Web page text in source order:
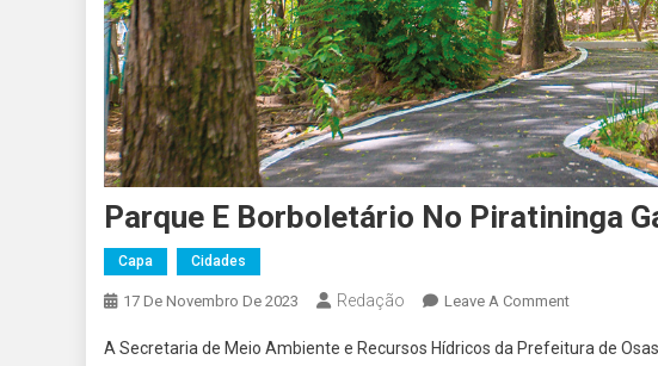
Parque E Borboletário No Piratininga
Capa Cidades
17 De Novembro De 2023 Redação Leave A CommentOn
E
A Secretaria de Meio Ambiente e Recursos Hídricos da Prefeitura de